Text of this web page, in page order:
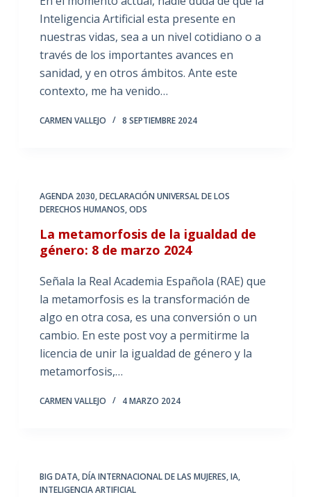
Inteligencia Artificial esta presente en
nuestras vidas, sea a un nivel cotidiano o a
través de los importantes avances en
sanidad, y en otros ámbitos. Ante este
contexto, me ha venido…
CARMEN VALLEJO 8 SEPTIEMBRE 2024
AGENDA 2030,DECLARACIÓN UNIVERSAL DE LOS
DERECHOS HUMANOS,ODS
La metamorfosis de la igualdad de
género: 8 de marzo 2024
Señala la Real Academia Española (RAE) que
la metamorfosis es la transformación de
algo en otra cosa, es una conversión o un
cambio. En este post voy a permitirme la
licencia de unir la igualdad de género y la
metamorfosis,…
CARMEN VALLEJO 4 MARZO 2024
BIG DATA,DÍA INTERNACIONAL DE LAS MUJERES,IA,
INTELIGENCIA ARTIFICIAL